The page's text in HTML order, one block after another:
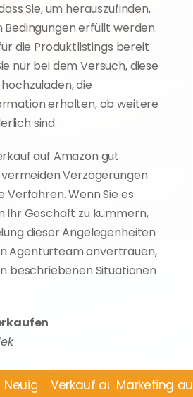
Sie, um herauszufinden,
Bedingungen erfüllt werden
die Produktlistings bereit
nur bei dem Versuch, diese
die
erhalten, ob weitere
sind.
auf Amazon gut
Verzögerungen
Verfahren. Wenn Sie es
Ihr Geschäft zu kümmern,
dieser Angelegenheiten
Agenturteam anvertrauen,
beschriebenen Situationen
NeuigkeitenVerkauf auf Amazon
Marketing